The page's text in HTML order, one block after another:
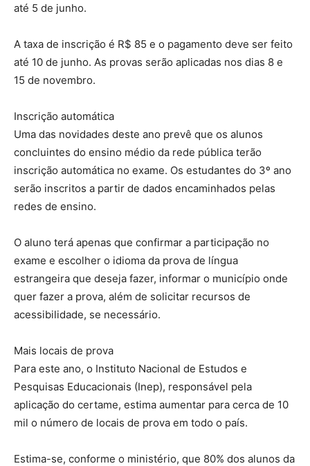
até 5 de junho.
A taxa de inscrição é R$ 85 e o pagamento deve ser feito
até 10 de junho. As provas serão aplicadas nos dias 8 e
15 de novembro.
Inscrição automática
Uma das novidades deste ano prevê que os alunos
concluintes do ensino médio da rede pública terão
inscrição automática no exame. Os estudantes do 3º ano
serão inscritos a partir de dados encaminhados pelas
redes de ensino.
O aluno terá apenas que confirmar a participação no
exame e escolher o idioma da prova de língua
estrangeira que deseja fazer, informar o município onde
quer fazer a prova, além de solicitar recursos de
acessibilidade, se necessário.
Mais locais de prova
Para este ano, o Instituto Nacional de Estudos e
Pesquisas Educacionais (Inep), responsável pela
aplicação do certame, estima aumentar para cerca de 10
mil o número de locais de prova em todo o país.
Estima-se, conforme o ministério, que 80% dos alunos da